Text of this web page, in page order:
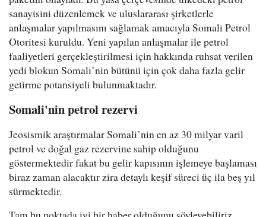
sanayisini düzenlemek ve uluslararası şirketlerle
anlaşmalar yapılmasını sağlamak amacıyla Somali Petrol
Otoritesi kuruldu. Yeni yapılan anlaşmalar ile petrol
faaliyetleri gerçekleştirilmesi için hakkında ruhsat verilen
yedi blokun Somali’nin bütünü için çok daha fazla gelir
getirme potansiyeli bulunmaktadır.
Somali'nin petrol rezervi
Jeosismik araştırmalar Somali’nin en az 30 milyar varil
petrol ve doğal gaz rezervine sahip olduğunu
göstermektedir fakat bu gelir kapısının işlemeye başlaması
biraz zaman alacaktır zira detaylı keşif süreci üç ila beş yıl
sürmektedir.